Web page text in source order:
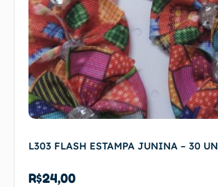
L303 FLASH ESTAMPA JUNINA – 30 UN
R$24,00